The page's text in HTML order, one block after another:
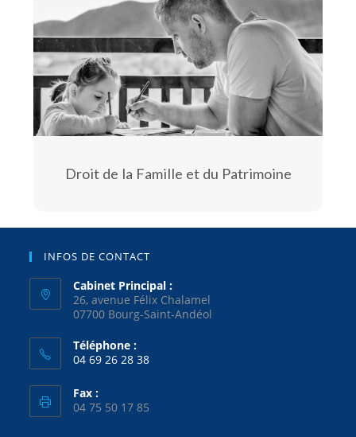
Droit de la Famille et du Patrimoine
INFOS DE CONTACT
Cabinet Principal :
26, avenue Félix Chalamel
07700 Bourg-Saint-Andéol
Téléphone :
04 69 26 28 38
Fax :
04 75 50 17 85